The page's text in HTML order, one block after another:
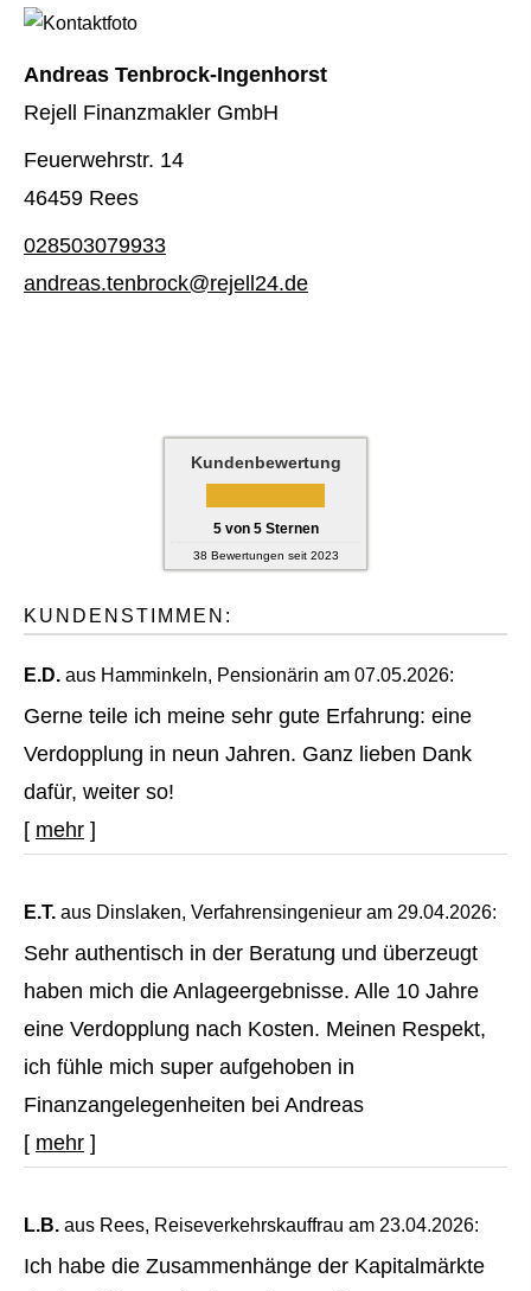
Andreas Tenbrock-Ingenhorst
Rejell Finanzmakler GmbH
Feuerwehrstr. 14
46459 Rees
028503079933
andreas.tenbrock@rejell24.de
Kundenbewertung
5von 5Sternen
38 Bewertungen seit 2023
KUNDENSTIMMEN:
E.D. aus Hamminkeln, Pensionärin am 07.05.2026:
Gerne teile ich meine sehr gute Erfahrung: eine
Verdopplung in neun Jahren. Ganz lieben Dank
dafür, weiter so!
[ mehr ]
E.T. aus Dinslaken, Verfahrensingenieur am 29.04.2026:
Sehr authentisch in der Beratung und überzeugt
haben mich die Anlageergebnisse. Alle 10 Jahre
eine Verdopplung nach Kosten. Meinen Respekt,
ich fühle mich super aufgehoben in
Finanzangelegenheiten bei Andreas
[ mehr ]
L.B. aus Rees, Reiseverkehrskauffrau am 23.04.2026:
Ich habe die Zusammenhänge der Kapitalmärkte